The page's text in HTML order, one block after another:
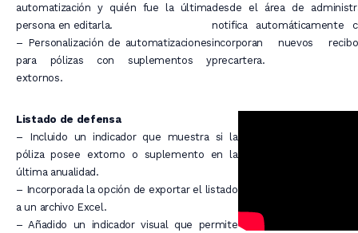
automatización y quién fue la última
persona en editarla.
– Personalización de automatizaciones
para pólizas con suplementos y
extornos.
desde el área de
notifica automáticamente
incorporan nuevos
precartera.
Listado de defensa
– Incluido un indicador que muestra si la
póliza posee extorno o suplemento en la
última anualidad.
– Incorporada la opción de exportar el listado
a un archivo Excel.
– Añadido un indicador visual que permite